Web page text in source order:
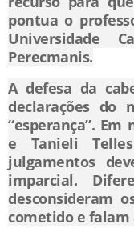
pontua o
Universidade
Perecmanis.
A defesa da
declarações do
“esperança”.
e Tanieli
julgamentos
imparcial.
desconsideram
cometido e falam